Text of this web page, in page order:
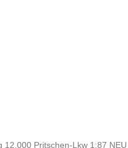
Pritschen-Lkw 1:87